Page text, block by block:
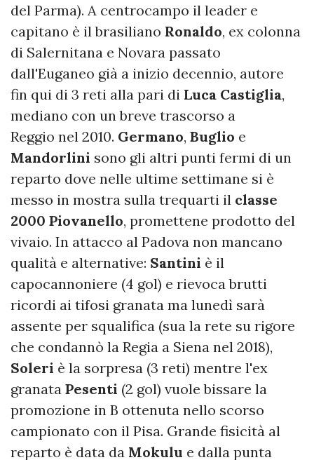
del Parma). A centrocampo il leader e
capitano è il brasiliano Ronaldo, ex colonna
di Salernitana e Novara passato
dall'Euganeo già a inizio decennio, autore
fin qui di 3 reti alla pari di Luca Castiglia,
mediano con un breve trascorso a
Reggio nel 2010. Germano, Buglio e
Mandorlini sono gli altri punti fermi di un
reparto dove nelle ultime settimane si è
messo in mostra sulla trequarti il classe
2000 Piovanello, promettene prodotto del
vivaio. In attacco al Padova non mancano
qualità e alternative: Santini è il
capocannoniere (4 gol) e rievoca brutti
ricordi ai tifosi granata ma lunedì sarà
assente per squalifica (sua la rete su rigore
che condannò la Regia a Siena nel 2018),
Soleri è la sorpresa (3 reti) mentre l'ex
granata Pesenti (2 gol) vuole bissare la
promozione in B ottenuta nello scorso
campionato con il Pisa. Grande fisicità al
reparto è data da Mokulu e dalla punta